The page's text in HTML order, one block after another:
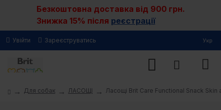
Безкоштовна доставка від 900 грн.
Знижка 15% після реєстрації
Увійти Зареєструватись Укр
Для собак ЛАСОЩІ Ласощі Brit Care Functional Snack Skin